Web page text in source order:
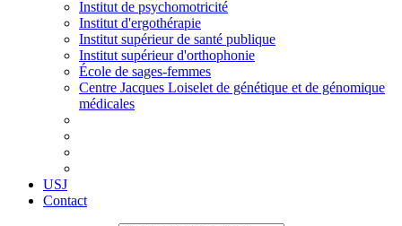
Institut de psychomotricité
Institut d'ergothérapie
Institut supérieur de santé publique
Institut supérieur d'orthophonie
École de sages-femmes
Centre Jacques Loiselet de génétique et de génomique
médicales
USJ
Contact